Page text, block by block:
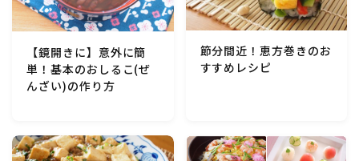
洋菓子 (冷菓)
洋菓子 (その他)
マクロビスイーツ・自然派おやつ
【鏡開きに】意外に簡
単！基本のおしるこ(ぜ
んざい)の作り方
節分間近！恵方巻きのお
すすめレシピ